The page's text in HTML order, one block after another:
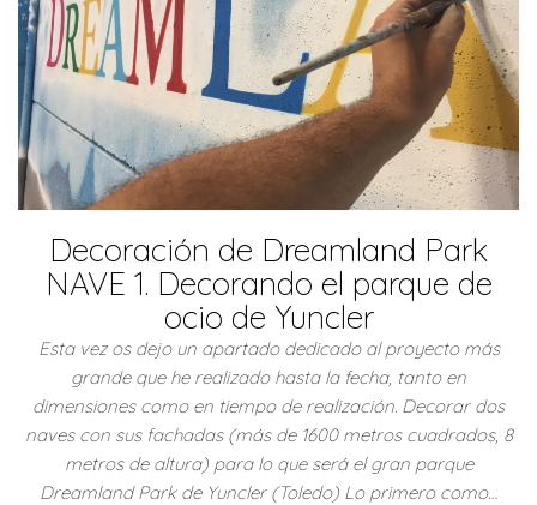
Decoración de Dreamland Park
NAVE 1. Decorando el parque de
ocio de Yuncler
Esta vez os dejo un apartado dedicado al proyecto más
grande que he realizado hasta la fecha, tanto en
dimensiones como en tiempo de realización. Decorar dos
naves con sus fachadas (más de 1600 metros cuadrados, 8
metros de altura) para lo que será el gran parque
Dreamland Park de Yuncler (Toledo) Lo primero como…